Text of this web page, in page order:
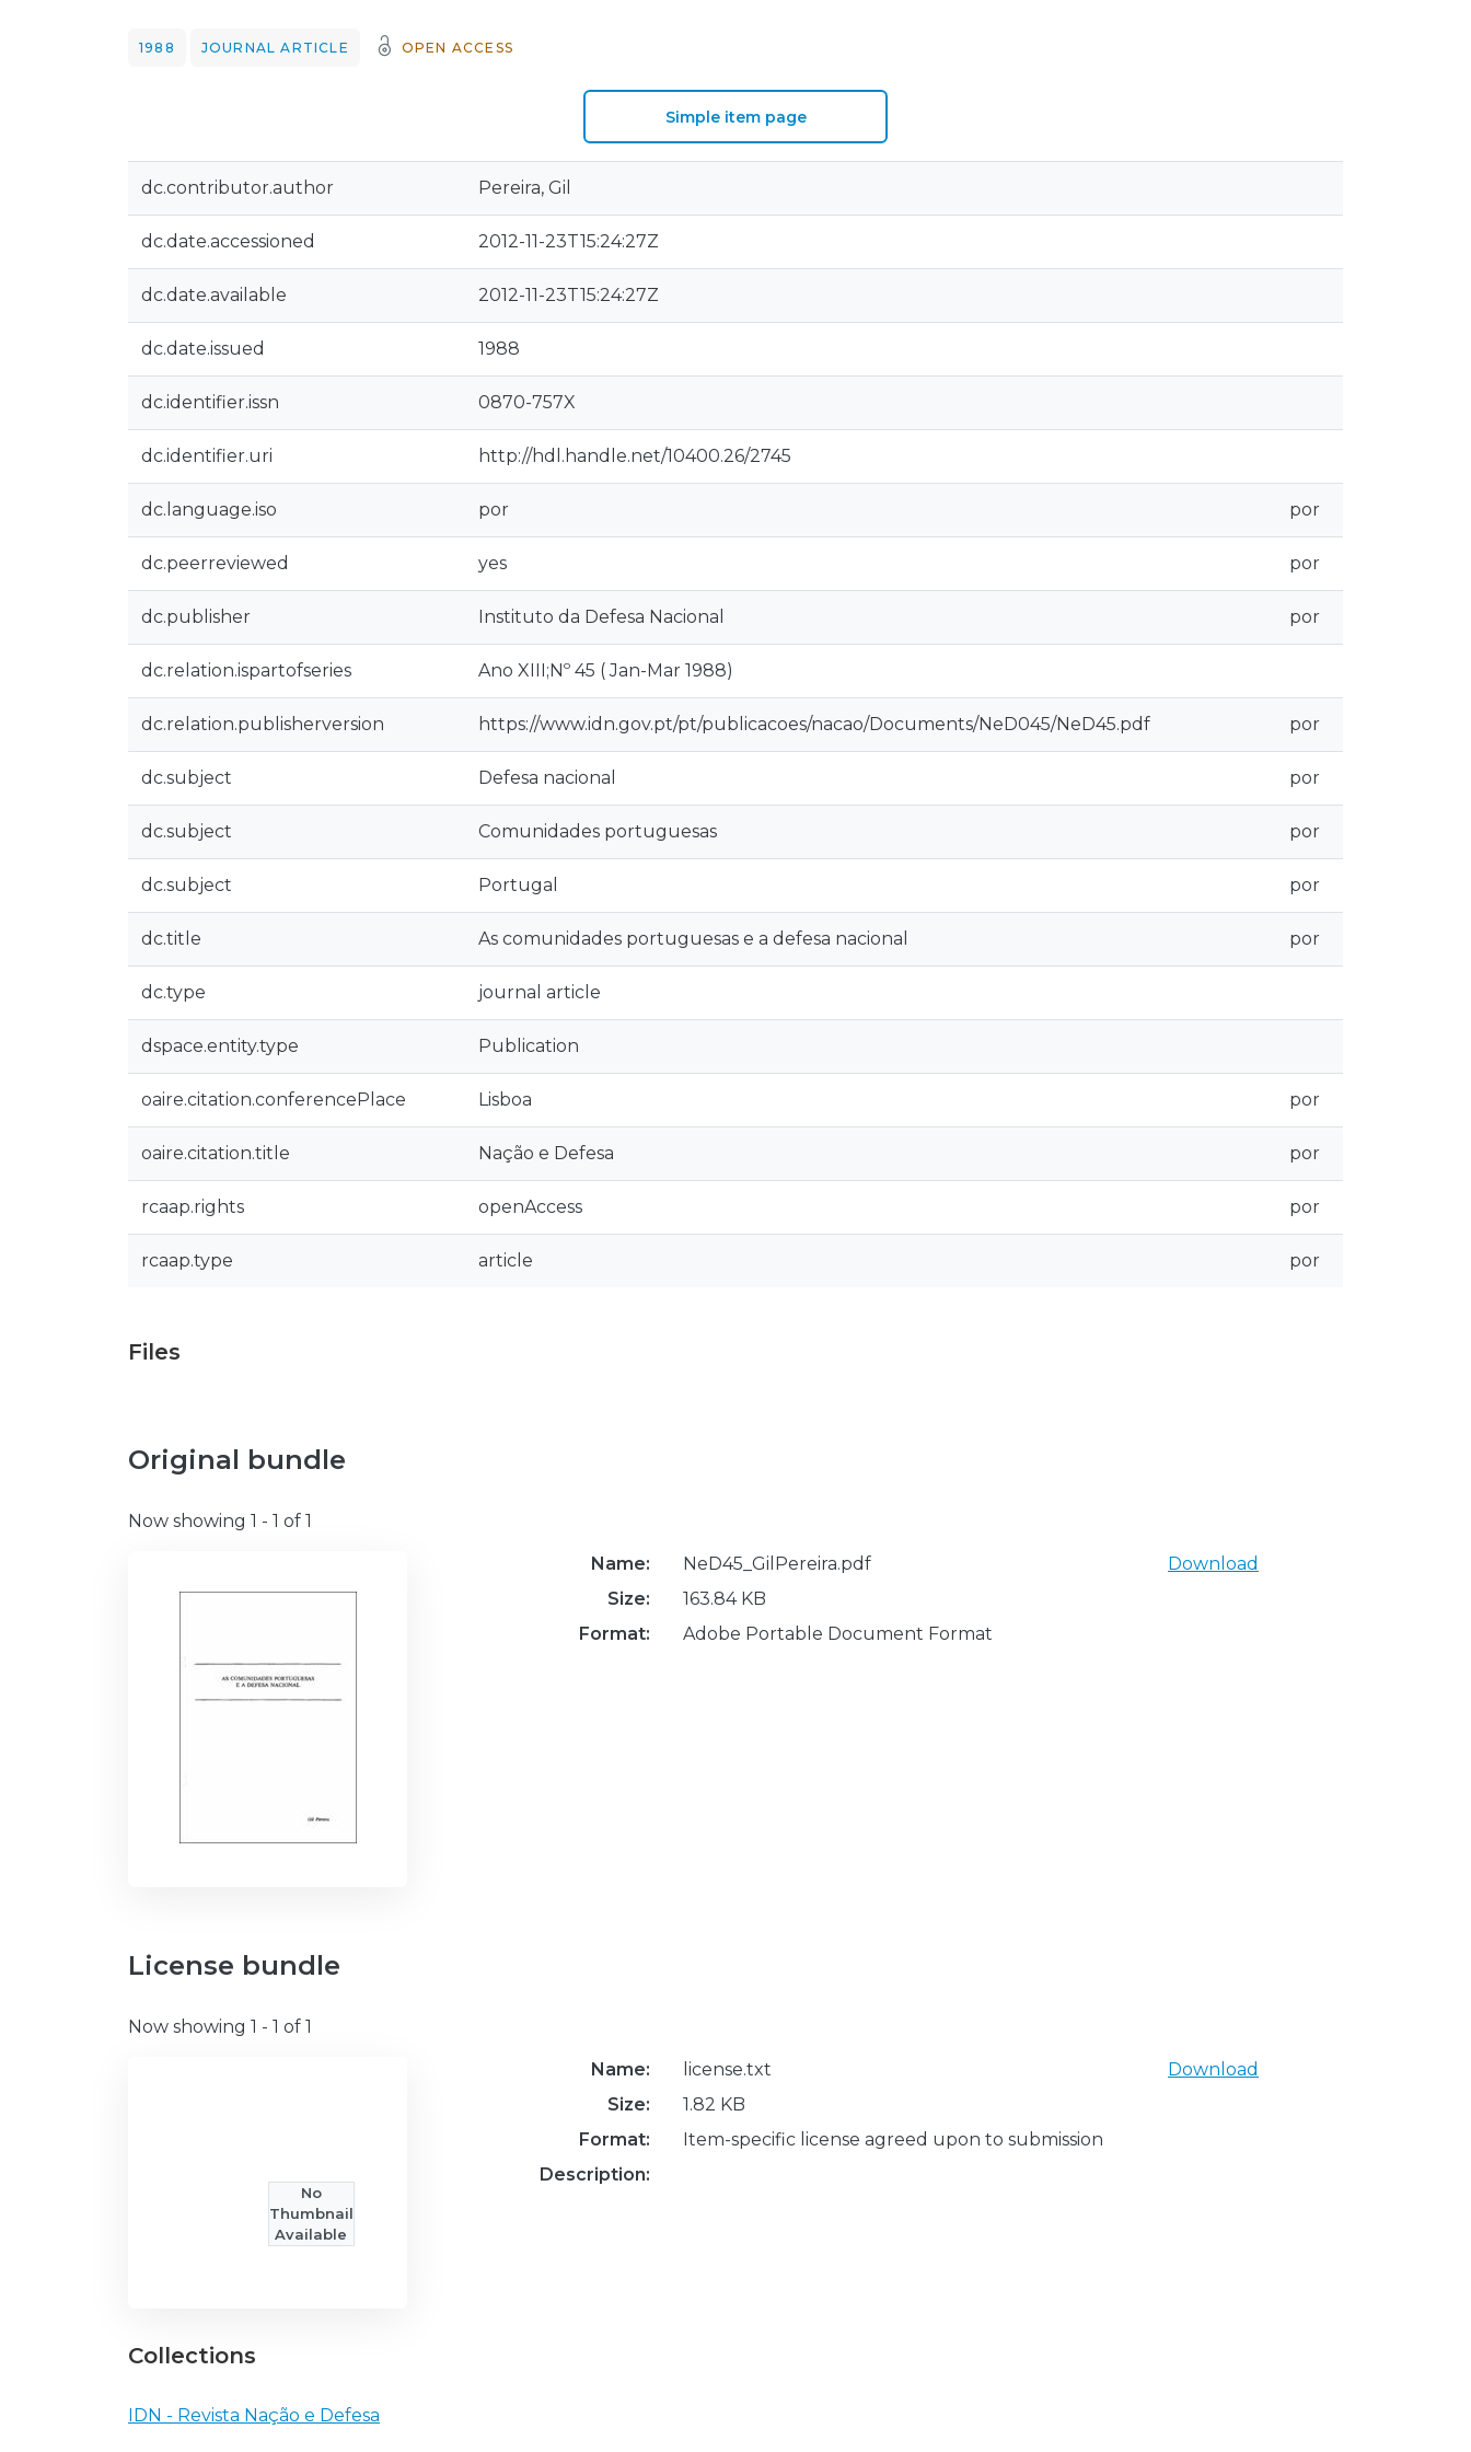
1988 JOURNAL ARTICLE OPEN ACCESS
Simple item page
dc.contributor.author Pereira, Gil
dc.date.accessioned 2012-11-23T15:24:27Z
dc.date.available 2012-11-23T15:24:27Z
dc.date.issued 1988
dc.identifier.issn 0870-757X
dc.identifier.uri http://hdl.handle.net/10400.26/2745
dc.language.iso por por
dc.peerreviewed yes por
dc.publisher Instituto da Defesa Nacional por
dc.relation.ispartofseries Ano XIII;Nº 45 ( Jan-Mar 1988)
dc.relation.publisherversion https://www.idn.gov.pt/pt/publicacoes/nacao/Documents/NeD045/NeD45.pdf por
dc.subject Defesa nacional por
dc.subject Comunidades portuguesas por
dc.subject Portugal por
dc.title As comunidades portuguesas e a defesa nacional por
dc.type journal article
dspace.entity.type Publication
oaire.citation.conferencePlace Lisboa por
oaire.citation.title Nação e Defesa por
rcaap.rights openAccess por
rcaap.type article por
Files
Original bundle
Now showing 1 - 1 of 1
Name:
NeD45_GilPereira.pdf
Size:
163.84 KB
Format:
Adobe Portable Document Format
Download
License bundle
Now showing 1 - 1 of 1
No
Thumbnail
Available
Name:
license.txt
Size:
1.82 KB
Format:
Item-specific license agreed upon to submission
Description:
Download
Collections
IDN - Revista Nação e Defesa